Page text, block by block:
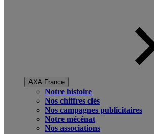
AXA France
Notre histoire
Nos chiffres clés
Nos campagnes publicitaires
Notre mécénat
Nos associations